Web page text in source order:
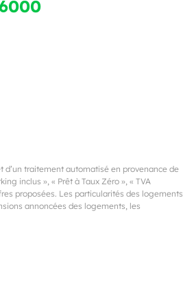
traitement automatisé en provenance de
inclus », « Prêt à Taux Zéro », « TVA
proposées. Les particularités des logements
annoncées des logements, les